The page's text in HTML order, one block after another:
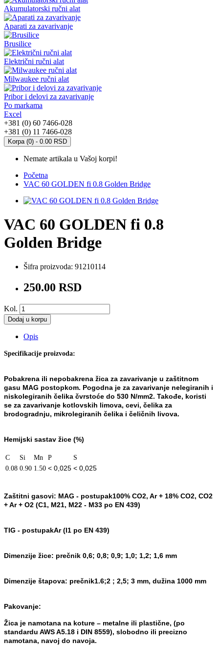
Akumulatorski ručni alat
Aparati za zavarivanje
Brusilice
Električni ručni alat
Milwaukee ručni alat
Pribor i delovi za zavarivanje
Po markama
Excel
+381 (0) 60 7466-028
+381 (0) 11 7466-028
Korpa (0) - 0.00 RSD
Nemate artikala u Vašoj korpi!
Početna
VAC 60 GOLDEN fi 0.8 Golden Bridge
VAC 60 GOLDEN fi 0.8
Golden Bridge
Šifra proizvoda: 91210114
250.00 RSD
Kol.
Dodaj u korpu
Opis
Specifikacije proizvoda:
Pobakrena ili nepobakrena žica za zavarivanje u zaštitnom
gasu MAG postopkom. Pogodna je za zavarivanje nelegiranih i
niskolegiranih čelika čvrstoće do 530 N/mm2. Takođe, koristi
se za zavarivanje kotlovskih limova, cevi, čelika za
brodogradnju, mikrolegiranih čelika i čeličnih livova.
Hemijski sastav žice (%)
C Si Mn P
S
0.08 0.90 1.50 < 0,025 < 0,025
Zaštitni gasovi: MAG - postupak100% CO2, Ar + 18% CO2, CO2
+ Ar + O2 (C1, M21, M22 - M33 po EN 439)
TIG - postupakAr (I1 po EN 439)
Dimenzije žice: prečnik 0,6; 0,8; 0,9; 1,0; 1,2; 1,6 mm
Dimenzije štapova: prečnik1.6;2 ; 2,5; 3 mm, dužina 1000 mm
Pakovanje:
Žica je namotana na koture – metalne ili plastične, (po
standardu AWS A5.18 i DIN 8559), slobodno ili precizno
namotana, navoj do navoja.